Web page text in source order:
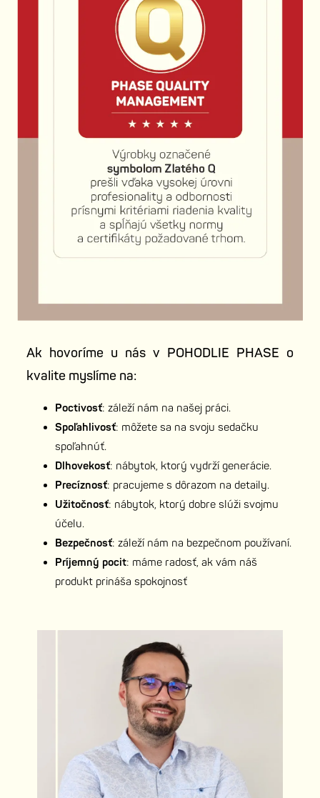
Ak hovoríme u nás v POHODLIE PHASE o
kvalite myslíme na:
Poctivosť: záleží nám na našej práci.
Spoľahlivosť: môžete sa na svoju sedačku
spoľahnúť.
Dlhovekosť: nábytok, ktorý vydrží generácie.
Precíznosť: pracujeme s dôrazom na detaily.
Užitočnosť: nábytok, ktorý dobre slúži svojmu
účelu.
Bezpečnosť: záleží nám na bezpečnom používaní.
Príjemný pocit: máme radosť, ak vám náš
produkt prináša spokojnosť